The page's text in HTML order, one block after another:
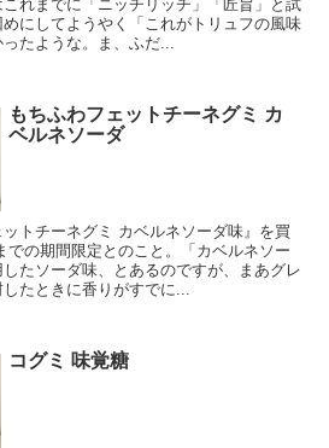
れまでに「ニッチリッチ」「匠旨」と試
にしてようやく「これがトリュフの風味
たような。ま、ふだ...
もちふわフェットチーネグミ カ
ベルネソーダ
トチーネグミ カベルネソーダ味』を買
での期間限定とのこと。「カベルネソー
たソーダ味、とあるのですが、まあグレ
たときに香りがすでに...
コグミ 味覚糖